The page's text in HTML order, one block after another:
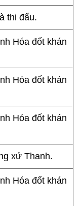
thi đấu.
xứ Thanh.